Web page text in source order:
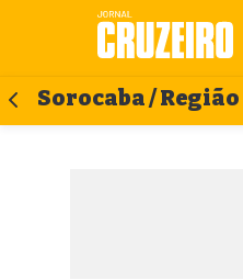
Sorocaba / Região